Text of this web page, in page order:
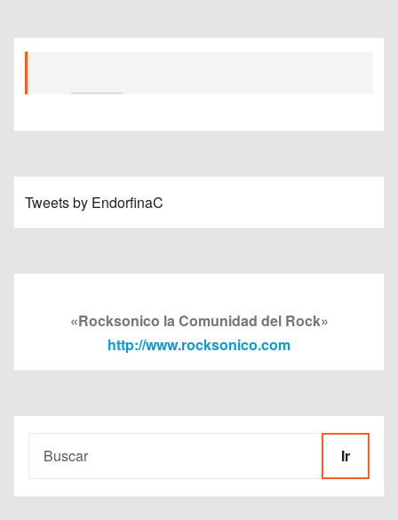
Tweets by EndorfinaC
«Rocksonico la Comunidad del Rock»
http://www.rocksonico.com
Ir